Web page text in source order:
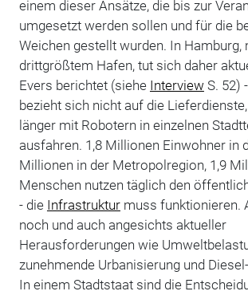
einem dieser Ansätze, die bis zur
umgesetzt werden sollen und für die
Weichen gestellt wurden. In Hamburg,
drittgrößtem Hafen, tut sich daher
Evers berichtet (siehe Interview S. 52)
bezieht sich nicht auf die
länger mit Robotern in einzelnen
ausfahren. 1,8 Millionen Einwohner in
Millionen in der Metropolregion, 1,9
Menschen nutzen täglich den
- die Infrastrukturmuss funktionieren.
noch und auch angesichts aktueller
Herausforderungen wie
zunehmende Urbanisierung und
In einem Stadtstaat sind die